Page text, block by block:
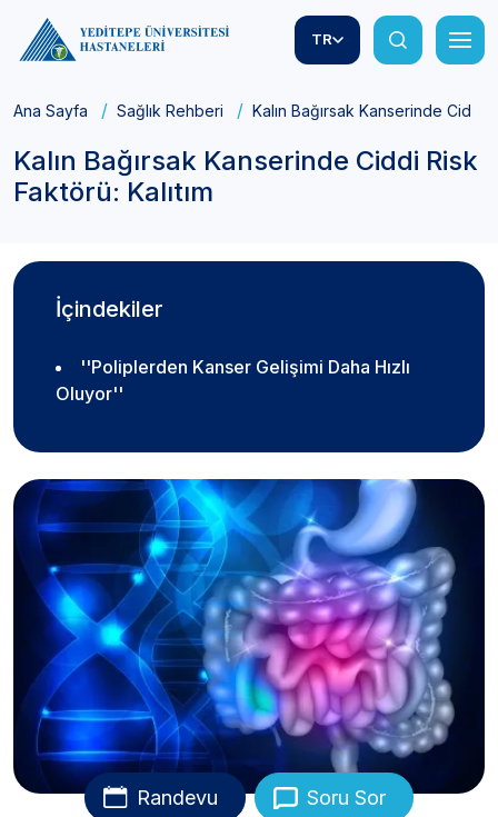
TR
Ana Sayfa Sağlık Rehberi Kalın Bağırsak Kanserinde Ciddi
Kalın Bağırsak Kanserinde Ciddi Risk
Faktörü: Kalıtım
İçindekiler
''Poliplerden Kanser Gelişimi Daha Hızlı
Oluyor''
Randevu Soru Sor